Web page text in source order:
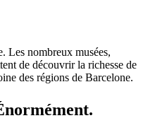
Les nombreux musées,
de découvrir la richesse de
des régions de Barcelone.